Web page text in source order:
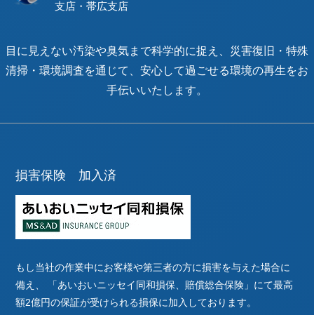
目に見えない汚染や臭気まで科学的に捉え、災害復旧・特殊
清掃・環境調査を通じて、安心して過ごせる環境の再生をお
手伝いいたします。
損害保険 加入済
もし当社の作業中にお客様や第三者の方に損害を与えた場合に
備え、
「あいおいニッセイ同和損保、賠償総合保険」にて最高
額2億円の保証が受けられる損保に加入しております。